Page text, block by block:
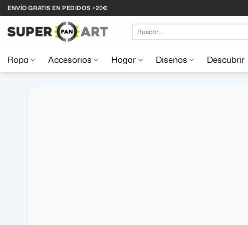
Saltar
al
contenido
ENVÍO GRATIS EN PEDIDOS +20€
por:
Ropa Accesorios Hogar Diseños Descubrir